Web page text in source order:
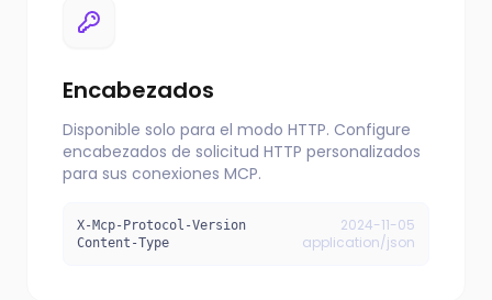
Encabezados
Disponible solo para el modo HTTP. Configure
encabezados de solicitud HTTP personalizados
para sus conexiones MCP.
X-Mcp-Protocol-Version 2024-11-05
Content-Type application/json